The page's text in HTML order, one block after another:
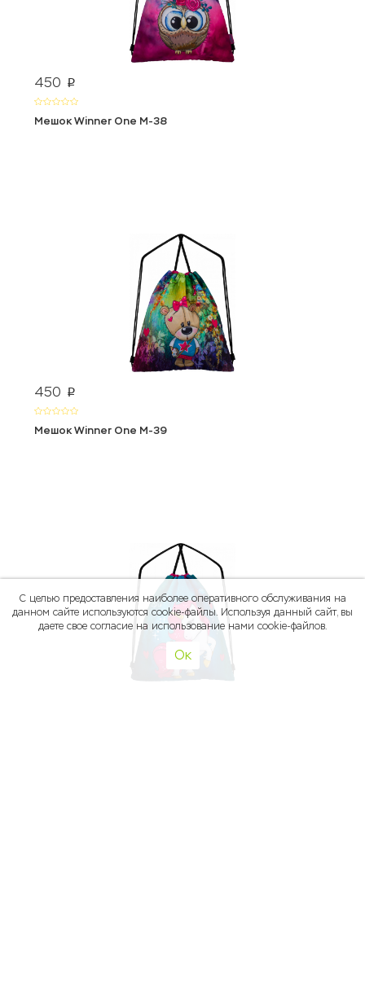
450 p
Мешок Winner One М-38
450 p
Мешок Winner One М-39
С целью предоставления наиболее оперативного обслуживания на
данном сайте используются cookie-файлы. Используя данный сайт, вы
даете свое согласие на использование нами cookie-файлов.
Ок